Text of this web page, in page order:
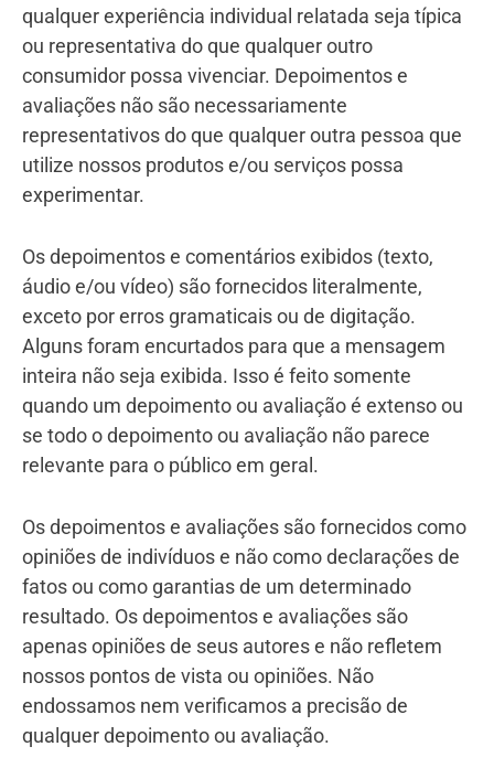
qualquer experiência individual relatada seja típica
ou representativa do que qualquer outro
consumidor possa vivenciar. Depoimentos e
avaliações não são necessariamente
representativos do que qualquer outra pessoa que
utilize nossos produtos e/ou serviços possa
experimentar.
Os depoimentos e comentários exibidos (texto,
áudio e/ou vídeo) são fornecidos literalmente,
exceto por erros gramaticais ou de digitação.
Alguns foram encurtados para que a mensagem
inteira não seja exibida. Isso é feito somente
quando um depoimento ou avaliação é extenso ou
se todo o depoimento ou avaliação não parece
relevante para o público em geral.
Os depoimentos e avaliações são fornecidos como
opiniões de indivíduos e não como declarações de
fatos ou como garantias de um determinado
resultado. Os depoimentos e avaliações são
apenas opiniões de seus autores e não refletem
nossos pontos de vista ou opiniões. Não
endossamos nem verificamos a precisão de
qualquer depoimento ou avaliação.